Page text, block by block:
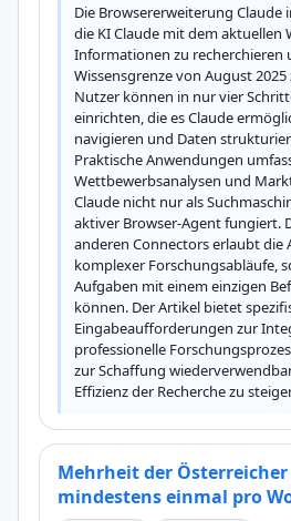
Die Browsererweiterung Claude
die KI Claude mit dem aktuellen
Informationen zu recherchieren
Wissensgrenze von August
Nutzer können in nur vier
einrichten, die es Claude
navigieren und Daten
Praktische Anwendungen
Wettbewerbsanalysen und
Claude nicht nur als
aktiver Browser-Agent fungiert.
anderen Connectors erlaubt die
komplexer Forschungsabläufe,
Aufgaben mit einem einzigen
können. Der Artikel bietet
Eingabeaufforderungen zur
professionelle
zur Schaffung
Effizienz der Recherche zu
Mehrheit der
mindestens einmal pro